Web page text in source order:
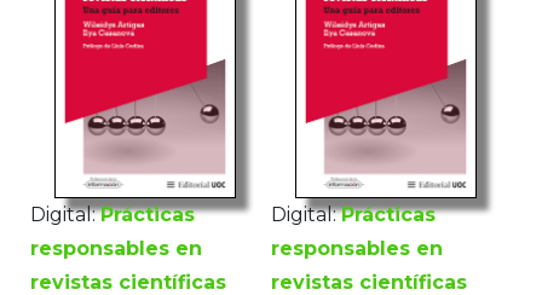
Digital: Prácticas
responsables en
revistas científicas
Digital: Prácticas
responsables en
revistas científicas